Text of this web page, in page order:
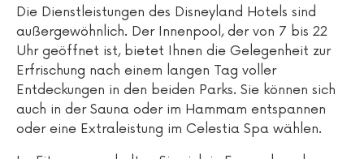
Die Dienstleistungen des Disneyland Hotels sind
außergewöhnlich. Der Innenpool, der von 7 bis 22
Uhr geöffnet ist, bietet Ihnen die Gelegenheit zur
Erfrischung nach einem langen Tag voller
Entdeckungen in den beiden Parks. Sie können sich
auch in der Sauna oder im Hammam entspannen
oder eine Extraleistung im Celestia Spa wählen.